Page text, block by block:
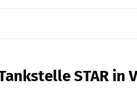
STAR in